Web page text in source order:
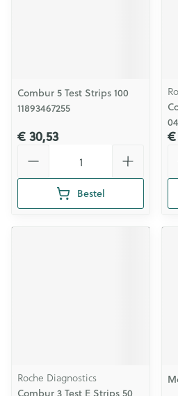
Combur 5 Test Strips 100
11893467255
€ 30,53
Bestel
€
Roche Diagnostics
Combur 3 Test E Strips 50